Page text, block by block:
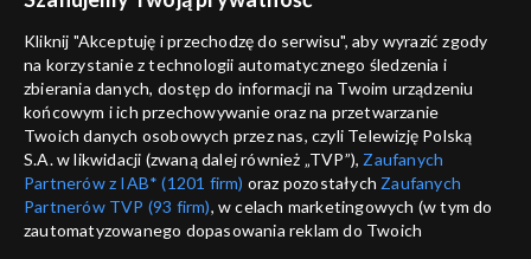
ANULUJ
informacje o dostawcy usług
Kliknij "Akceptuję i przechodzę do serwisu", aby wyrazić zgody
na korzystanie z technologii automatycznego śledzenia i
zbierania danych, dostęp do informacji na Twoim urządzeniu
końcowym i ich przechowywanie oraz na przetwarzanie
Twoich danych osobowych przez nas, czyli Telewizję Polską
S.A. w likwidacji (zwaną dalej również „TVP”), Zaufanych
Partnerów z IAB* (1201 firm) oraz pozostałych Zaufanych
Partnerów TVP (93 firm), w celach marketingowych (w tym do
zautomatyzowanego dopasowania reklam do Twoich